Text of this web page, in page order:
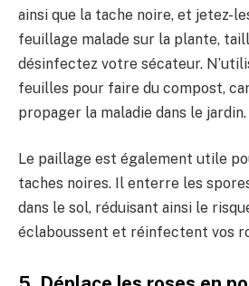
ainsi que la tache noire, et jetez-
feuillage malade sur la plante,
désinfectez votre sécateur.
feuilles pour faire du compost,
propager la maladie dans le jardin.
Le paillage est également utile
taches noires. Il enterre les
dans le sol, réduisant ainsi le
éclaboussent et réinfectent vos